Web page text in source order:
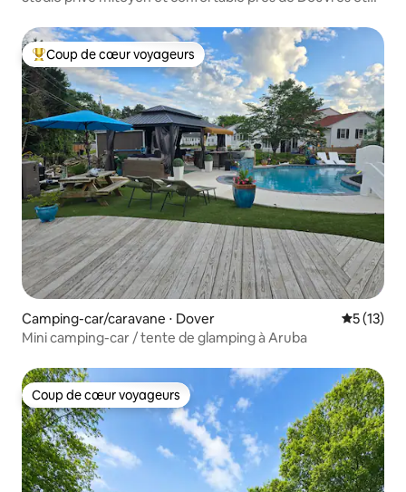
Coups de cœur voyageurs les plus appréciés
Coup de cœur voyageurs
Camping-car/caravane ⋅ Dover
5 (13)
Mini camping-car / tente de glamping à Aruba
Coup de cœur voyageurs
Coup de cœur voyageurs